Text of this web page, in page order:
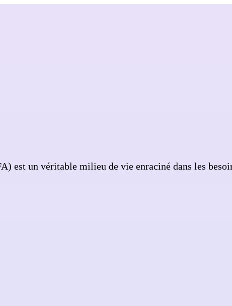
est un véritable milieu de vie enraciné dans les